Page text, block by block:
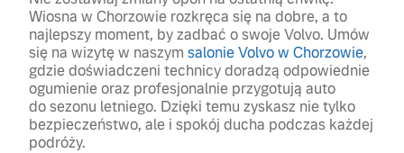
Wiosna w Chorzowie rozkręca się na dobre, a to
najlepszy moment, by zadbać o swoje Volvo. Umów
się na wizytę w naszymsalonie Volvo w Chorzowie,
gdzie doświadczeni technicy doradzą odpowiednie
ogumienie oraz profesjonalnie przygotują auto
do sezonu letniego. Dzięki temu zyskasz nie tylko
bezpieczeństwo, ale i spokój ducha podczas każdej
podróży.